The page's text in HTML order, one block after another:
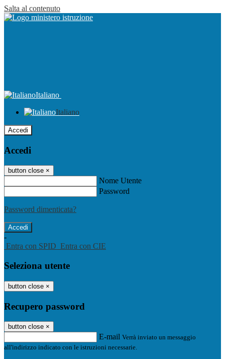
Salta al contenuto
Italiano
Italiano
Accedi
Accedi
button close ×
Nome Utente
Password
Password dimenticata?
-
Entra con SPID Entra con CIE
Seleziona utente
button close ×
Recupero password
button close ×
E-mail Verrà inviato un messaggio
all'indirizzo indicato con le istruzioni necessarie.